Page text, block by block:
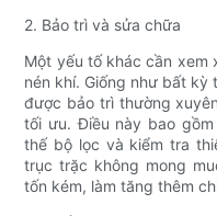
2. Bảo trì và sửa chữa
Một yếu tố khác cần xem
nén khí. Giống như bất kỳ
được bảo trì thường
tối ưu. Điều này bao
thế bộ lọc và kiểm tra
trục trặc không mong
tốn kém, làm tăng thêm